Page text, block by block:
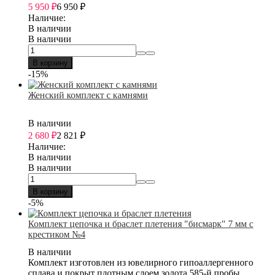
5 950 ₽6 950 ₽
Наличие:
В наличии
В наличии
В корзину
-15%
Женский комплект с камнями
В наличии
2 680 ₽2 821 ₽
Наличие:
В наличии
В наличии
В корзину
-5%
Комплект цепочка и браслет плетения "бисмарк" 7 мм с
крестиком №4
В наличии
Комплект изготовлен из ювелирного гипоаллергенного
сплава и покрыт плотным слоем золота 585-й пробы.